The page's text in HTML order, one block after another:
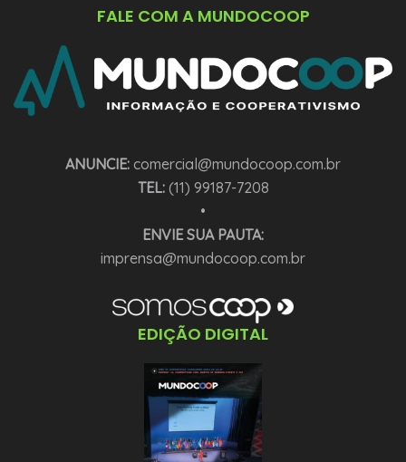
FALE COM A MUNDOCOOP
ANUNCIE: comercial@mundocoop.com.br
TEL:(11) 99187-7208
•
ENVIE SUA PAUTA:
imprensa@mundocoop.com.br
EDIÇÃO DIGITAL